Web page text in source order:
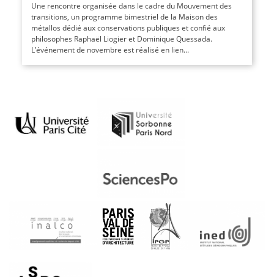
Une rencontre organisée dans le cadre du Mouvement des
transitions, un programme bimestriel de la Maison des
métallos dédié aux conservations publiques et confié aux
philosophes Raphaël Liogier et Dominique Quessada.
L’événement de novembre est réalisé en lien...